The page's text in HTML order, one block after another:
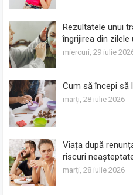
Rezultatele unui
îngrijirea din
miercuri, 29 iulie
Cum să începi să
marți, 28 iulie 2026
Viața după
riscuri
marți, 28 iulie 2026